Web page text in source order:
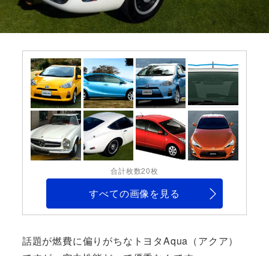
合計枚数20枚
すべての画像を見る
話題が燃費に偏りがちなトヨタAqua（アクア）